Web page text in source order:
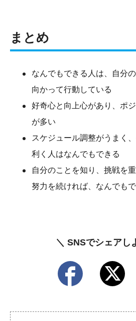
まとめ
なんでもできる人は、自分
向かって行動している
好奇心と向上心があり、ポ
が多い
スケジュール調整がうまく
利く人はなんでもできる
自分のことを知り、挑戦を
努力を続ければ、なんでも
＼ SNSでシェアし